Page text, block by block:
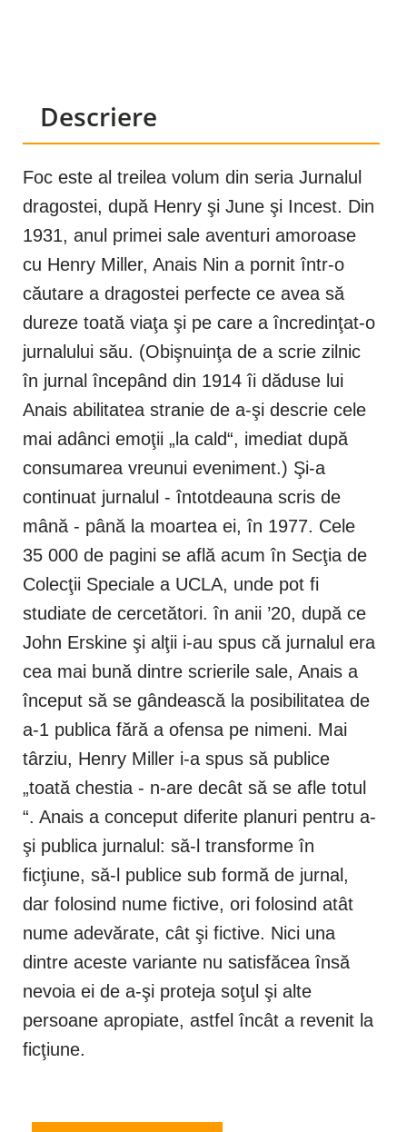
Descriere
Foc este al treilea volum din seria Jurnalul
dragostei, după Henry şi June şi Incest. Din
1931, anul primei sale aventuri amoroase
cu Henry Miller, Anais Nin a pornit într-o
căutare a dragostei perfecte ce avea să
dureze toată viaţa şi pe care a încredinţat-o
jurnalului său. (Obişnuinţa de a scrie zilnic
în jurnal începând din 1914 îi dăduse lui
Anais abilitatea stranie de a-şi descrie cele
mai adânci emoţii „la cald“, imediat după
consumarea vreunui eveniment.) Şi-a
continuat jurnalul - întotdeauna scris de
mână - până la moartea ei, în 1977. Cele
35 000 de pagini se află acum în Secţia de
Colecţii Speciale a UCLA, unde pot fi
studiate de cercetători. în anii ’20, după ce
John Erskine şi alţii i-au spus că jurnalul era
cea mai bună dintre scrierile sale, Anais a
început să se gândească la posibilitatea de
a-1 publica fără a ofensa pe nimeni. Mai
târziu, Henry Miller i-a spus să publice
„toată chestia - n-are decât să se afle totul
“. Anais a conceput diferite planuri pentru a-
şi publica jurnalul: să-l transforme în
ficţiune, să-l publice sub formă de jurnal,
dar folosind nume fictive, ori folosind atât
nume adevărate, cât şi fictive. Nici una
dintre aceste variante nu satisfăcea însă
nevoia ei de a-şi proteja soţul şi alte
persoane apropiate, astfel încât a revenit la
ficţiune.